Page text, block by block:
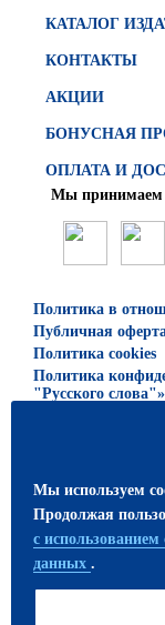
КАТАЛОГ
КОНТАКТЫ
АКЦИИ
БОНУСНАЯ
ОПЛАТА И
Мы принимаем
Политика в
Публичная
Политика cookies
Политика
"Русского слова"»
возможно
Мы используем
Продолжая
с использованием
данных .